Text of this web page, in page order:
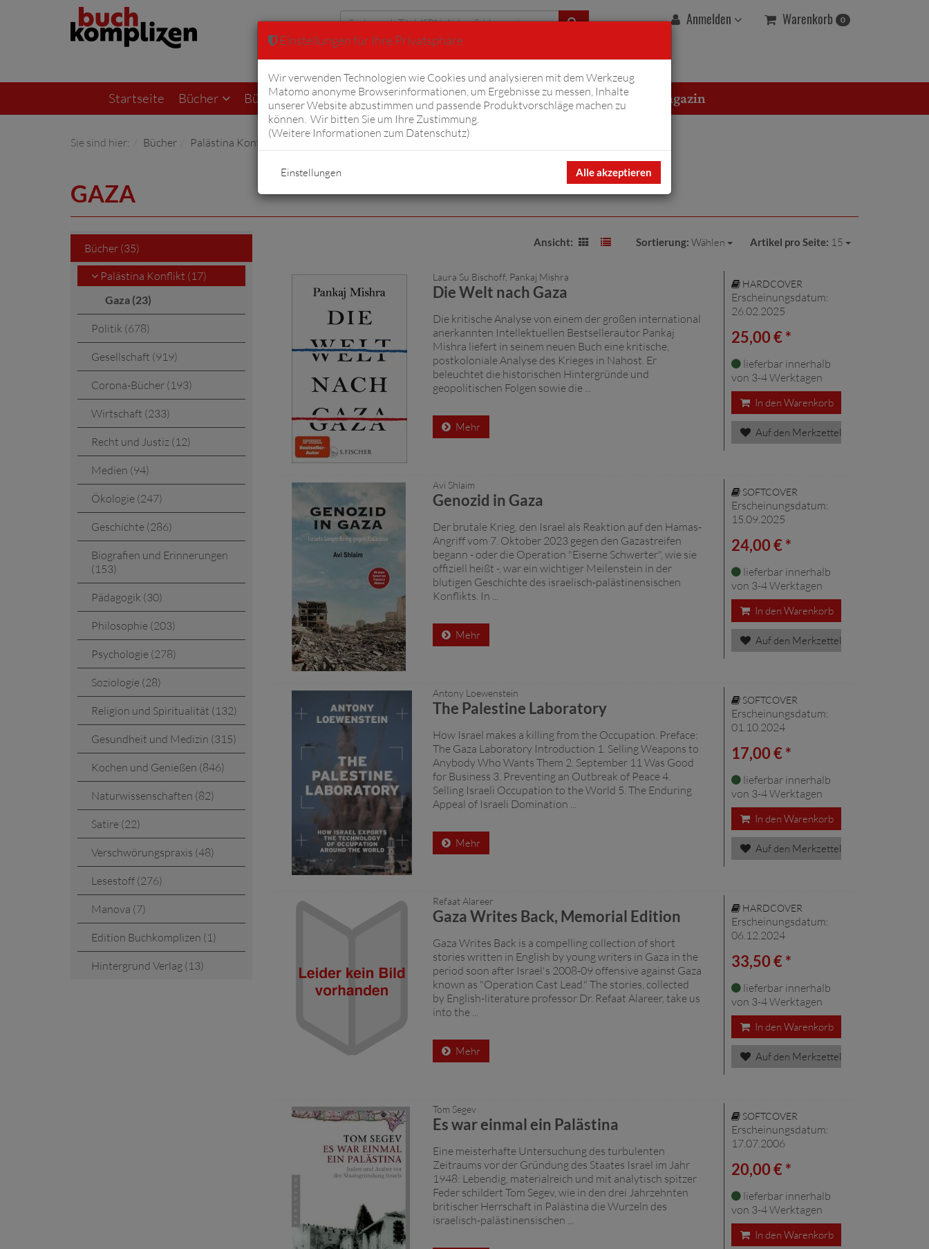
Anmelden Warenkorb 0
Erweiterte Suche
Startseite Bücher Bücher von Fiftyfifty Hörbücher Komplizen Overton Magazin
Sie sind hier: Bücher Palästina Konflikt
GAZA
Bücher (35)
Palästina Konflikt (17)
Gaza (23)
Politik (678)
Gesellschaft (919)
Corona-Bücher (193)
Wirtschaft (233)
Recht und Justiz (12)
Medien (94)
Ökologie (247)
Geschichte (286)
Biografien und Erinnerungen
(153)
Pädagogik (30)
Philosophie (203)
Psychologie (278)
Soziologie (28)
Religion und Spiritualität (132)
Gesundheit und Medizin (315)
Kochen und Genießen (846)
Naturwissenschaften (82)
Satire (22)
Verschwörungspraxis (48)
Lesestoff (276)
Manova (7)
Edition Buchkomplizen (1)
Hintergrund Verlag (13)
Ansicht: Sortierung: Wählen Artikel pro Seite: 15
Laura Su Bischoff, Pankaj Mishra
Die Welt nach Gaza
Die kritische Analyse von einem der großen international
anerkannten Intellektuellen Bestsellerautor Pankaj
Mishra liefert in seinem neuen Buch eine kritische,
postkoloniale Analyse des Krieges in Nahost. Er
beleuchtet die historischen Hintergründe und
geopolitischen Folgen sowie die ...
Mehr
HARDCOVER
Erscheinungsdatum:
26.02.2025
25,00 € *
lieferbar innerhalb
von 3-4 Werktagen
In den Warenkorb
Auf den Merkzettel
Avi Shlaim
Genozid in Gaza
Der brutale Krieg, den Israel als Reaktion auf den Hamas-
Angriff vom 7. Oktober 2023 gegen den Gazastreifen
begann - oder die Operation "Eiserne Schwerter", wie sie
offiziell heißt -, war ein wichtiger Meilenstein in der
blutigen Geschichte des israelisch-palästinensischen
Konflikts. In ...
Mehr
SOFTCOVER
Erscheinungsdatum:
15.09.2025
24,00 € *
lieferbar innerhalb
von 3-4 Werktagen
In den Warenkorb
Auf den Merkzettel
Antony Loewenstein
The Palestine Laboratory
How Israel makes a killing from the Occupation. Preface:
The Gaza Laboratory Introduction 1. Selling Weapons to
Anybody Who Wants Them 2. September 11 Was Good
for Business 3. Preventing an Outbreak of Peace 4.
Selling Israeli Occupation to the World 5. The Enduring
Appeal of Israeli Domination ...
Mehr
SOFTCOVER
Erscheinungsdatum:
01.10.2024
17,00 € *
lieferbar innerhalb
von 3-4 Werktagen
In den Warenkorb
Auf den Merkzettel
Refaat Alareer
Gaza Writes Back, Memorial Edition
Gaza Writes Back is a compelling collection of short
stories written in English by young writers in Gaza in the
period soon after Israel's 2008-09 offensive against Gaza
known as "Operation Cast Lead." The stories, collected
by English-literature professor Dr. Refaat Alareer, take us
into the ...
Mehr
HARDCOVER
Erscheinungsdatum:
06.12.2024
33,50 € *
lieferbar innerhalb
von 3-4 Werktagen
In den Warenkorb
Auf den Merkzettel
Tom Segev
Es war einmal ein Palästina
Eine meisterhafte Untersuchung des turbulenten
Zeitraums vor der Gründung des Staates Israel im Jahr
1948: Lebendig, materialreich und mit analytisch spitzer
Feder schildert Tom Segev, wie in den drei Jahrzehnten
britischer Herrschaft in Palästina die Wurzeln des
israelisch-palästinensischen ...
SOFTCOVER
Erscheinungsdatum:
17.07.2006
20,00 € *
lieferbar innerhalb
von 3-4 Werktagen
In den Warenkorb
Einstellungen für Ihre Privatsphäre
Wir verwenden Technologien wie Cookies und analysieren mit dem Werkzeug
Matomo anonyme Browserinformationen, um Ergebnisse zu messen, Inhalte
unserer Website abzustimmen und passende Produktvorschläge machen zu
können. Wir bitten Sie um Ihre Zustimmung.
(Weitere Informationen zum Datenschutz)
Alle akzeptieren
Einstellungen